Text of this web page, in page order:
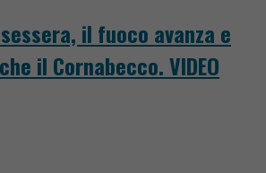
il fuoco avanza e
il Cornabecco. VIDEO